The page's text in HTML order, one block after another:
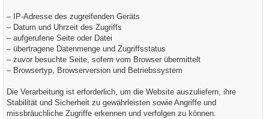
– IP-Adresse des zugreifenden Geräts
– Datum und Uhrzeit des Zugriffs
– aufgerufene Seite oder Datei
– übertragene Datenmenge und Zugriffsstatus
– zuvor besuchte Seite, sofern vom Browser übermittelt
– Browsertyp, Browserversion und Betriebssystem
Die Verarbeitung ist erforderlich, um die Website auszuliefern, ihre
Stabilität und Sicherheit zu gewährleisten sowie Angriffe und
missbräuchliche Zugriffe erkennen und verfolgen zu können.